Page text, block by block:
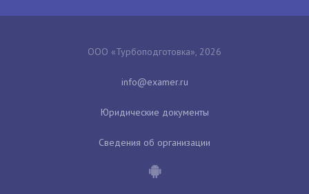
ООО «Турбоподготовка», 2026
Юридические документы
Сведения об организации